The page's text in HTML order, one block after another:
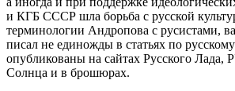
и КГБ СССР шла борьба с русской
терминологии Андропова с русистами,
писал не единожды в статьях по
опубликованы на сайтах Русского
Солнца и в брошюрах.